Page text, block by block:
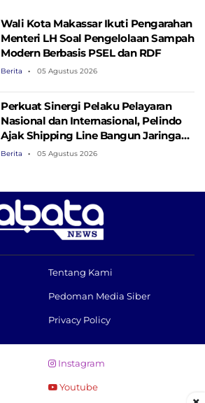
Wali Kota Makassar Ikuti Pengarahan
Menteri LH Soal Pengelolaan Sampah
Modern Berbasis PSEL dan RDF
Berita 05 Agustus 2026
Perkuat Sinergi Pelaku Pelayaran
Nasional dan Internasional, Pelindo
Ajak Shipping Line Bangun Jaringan
Logistik Terintegrasi
Berita 05 Agustus 2026
Tentang Kami
Pedoman Media Siber
Privacy Policy
Instagram
Youtube